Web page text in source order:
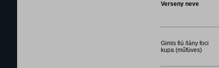
Verseny neve
Gimis fiú /lány foci
kupa (műfüves)